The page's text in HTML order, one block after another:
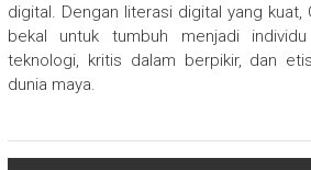
digital. Dengan literasi digital yang kuat,
bekal untuk tumbuh menjadi
teknologi, kritis dalam berpikir, dan
dunia maya.